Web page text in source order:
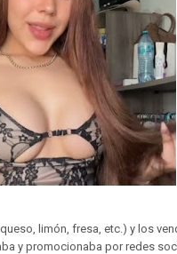
limón, fresa, etc.) y los
y promocionaba por redes